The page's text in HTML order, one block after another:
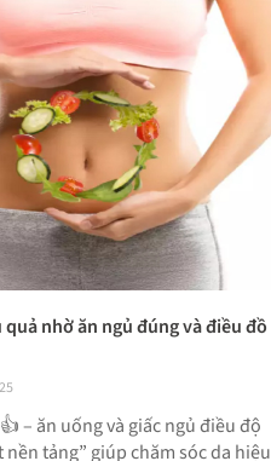
quả nhờ ăn ngủ đúng và điều đồ
– ăn uống và giấc ngủ điều độ
tảng” giúp chăm sóc da hiệu